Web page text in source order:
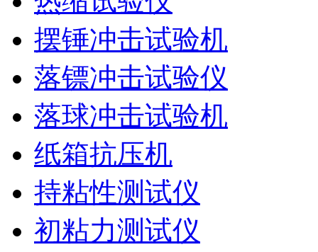
摆锤冲击试验机
落镖冲击试验仪
落球冲击试验机
纸箱抗压机
持粘性测试仪
初粘力测试仪